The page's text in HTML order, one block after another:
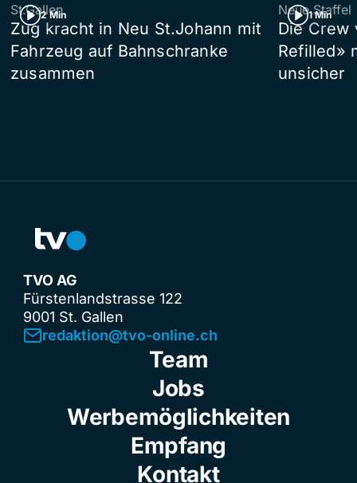
2 Min
St.Gallen
Zug kracht in Neu St.Johann mit
Fahrzeug auf Bahnschranke
zusammen
1 Min
Neue Staffel
Die Crew
Refilled»
unsicher
TVO AG
Fürstenlandstrasse 122
9001 St. Gallen
redaktion@tvo-online.ch
Team
Jobs
Werbemöglichkeiten
Empfang
Kontakt